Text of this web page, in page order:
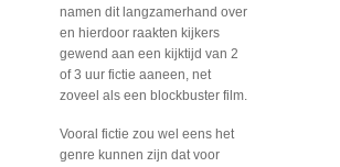
namen dit langzamerhand over
en hierdoor raakten kijkers
gewend aan een kijktijd van 2
of 3 uur fictie aaneen, net
zoveel als een blockbuster film.
Vooral fictie zou wel eens het
genre kunnen zijn dat voor